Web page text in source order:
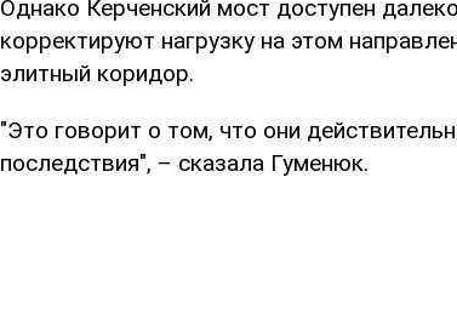
Однако Керченский мост доступен
корректируют нагрузку на этом
элитный коридор.
"Это говорит о том, что они
последствия", – сказала Гуменюк.